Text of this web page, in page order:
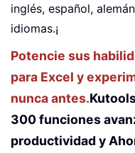
inglés, español,
idiomas.¡
Potencie sus
para Excel y
nunca antes.
300 funciones
productividad y